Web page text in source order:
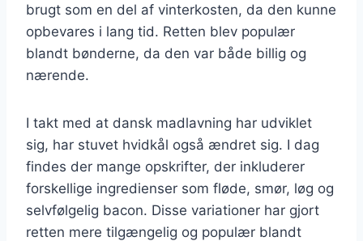
brugt som en del af vinterkosten, da den kunne
opbevares i lang tid. Retten blev populær
blandt bønderne, da den var både billig og
nærende.
I takt med at dansk madlavning har udviklet
sig, har stuvet hvidkål også ændret sig. I dag
findes der mange opskrifter, der inkluderer
forskellige ingredienser som fløde, smør, løg og
selvfølgelig bacon. Disse variationer har gjort
retten mere tilgængelig og populær blandt